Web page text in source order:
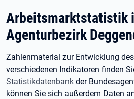
Arbeitsmarktstatistik
Agenturbezirk
Zahlenmaterial zur Entwicklung
verschiedenen Indikatoren finden
Statistikdatenbank der
können Sie sich außerdem Daten